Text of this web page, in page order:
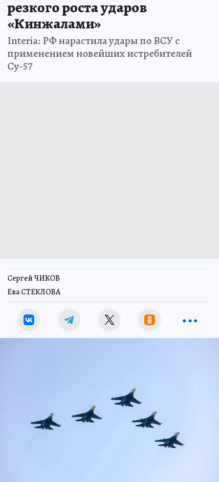
резкого роста ударов
«Кинжалами»
Interia: РФ нарастила удары по ВСУ с
применением новейших истребителей
Су-57
Сергей ЧИКОВ
Ева СТЕКЛОВА